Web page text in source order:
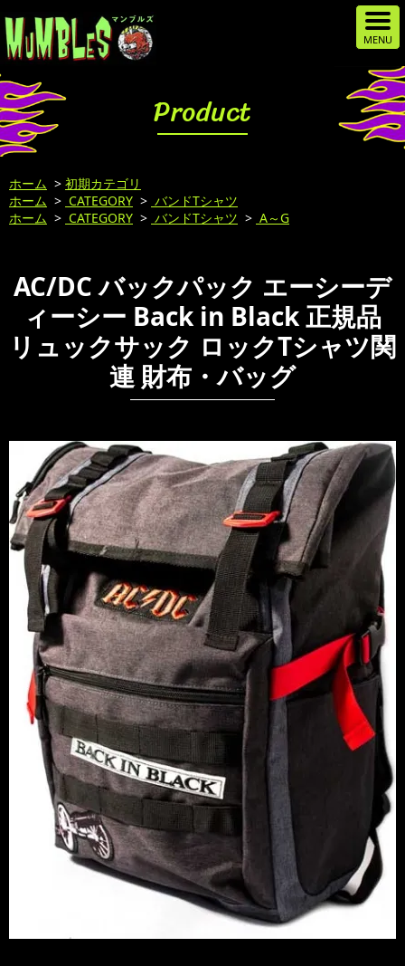
Product
ホーム > 初期カテゴリ
ホーム > CATEGORY > バンドTシャツ
ホーム > CATEGORY > バンドTシャツ > A～G
AC/DC バックパック エーシーデ
ィーシー Back in Black 正規品
リュックサック ロックTシャツ関
連 財布・バッグ